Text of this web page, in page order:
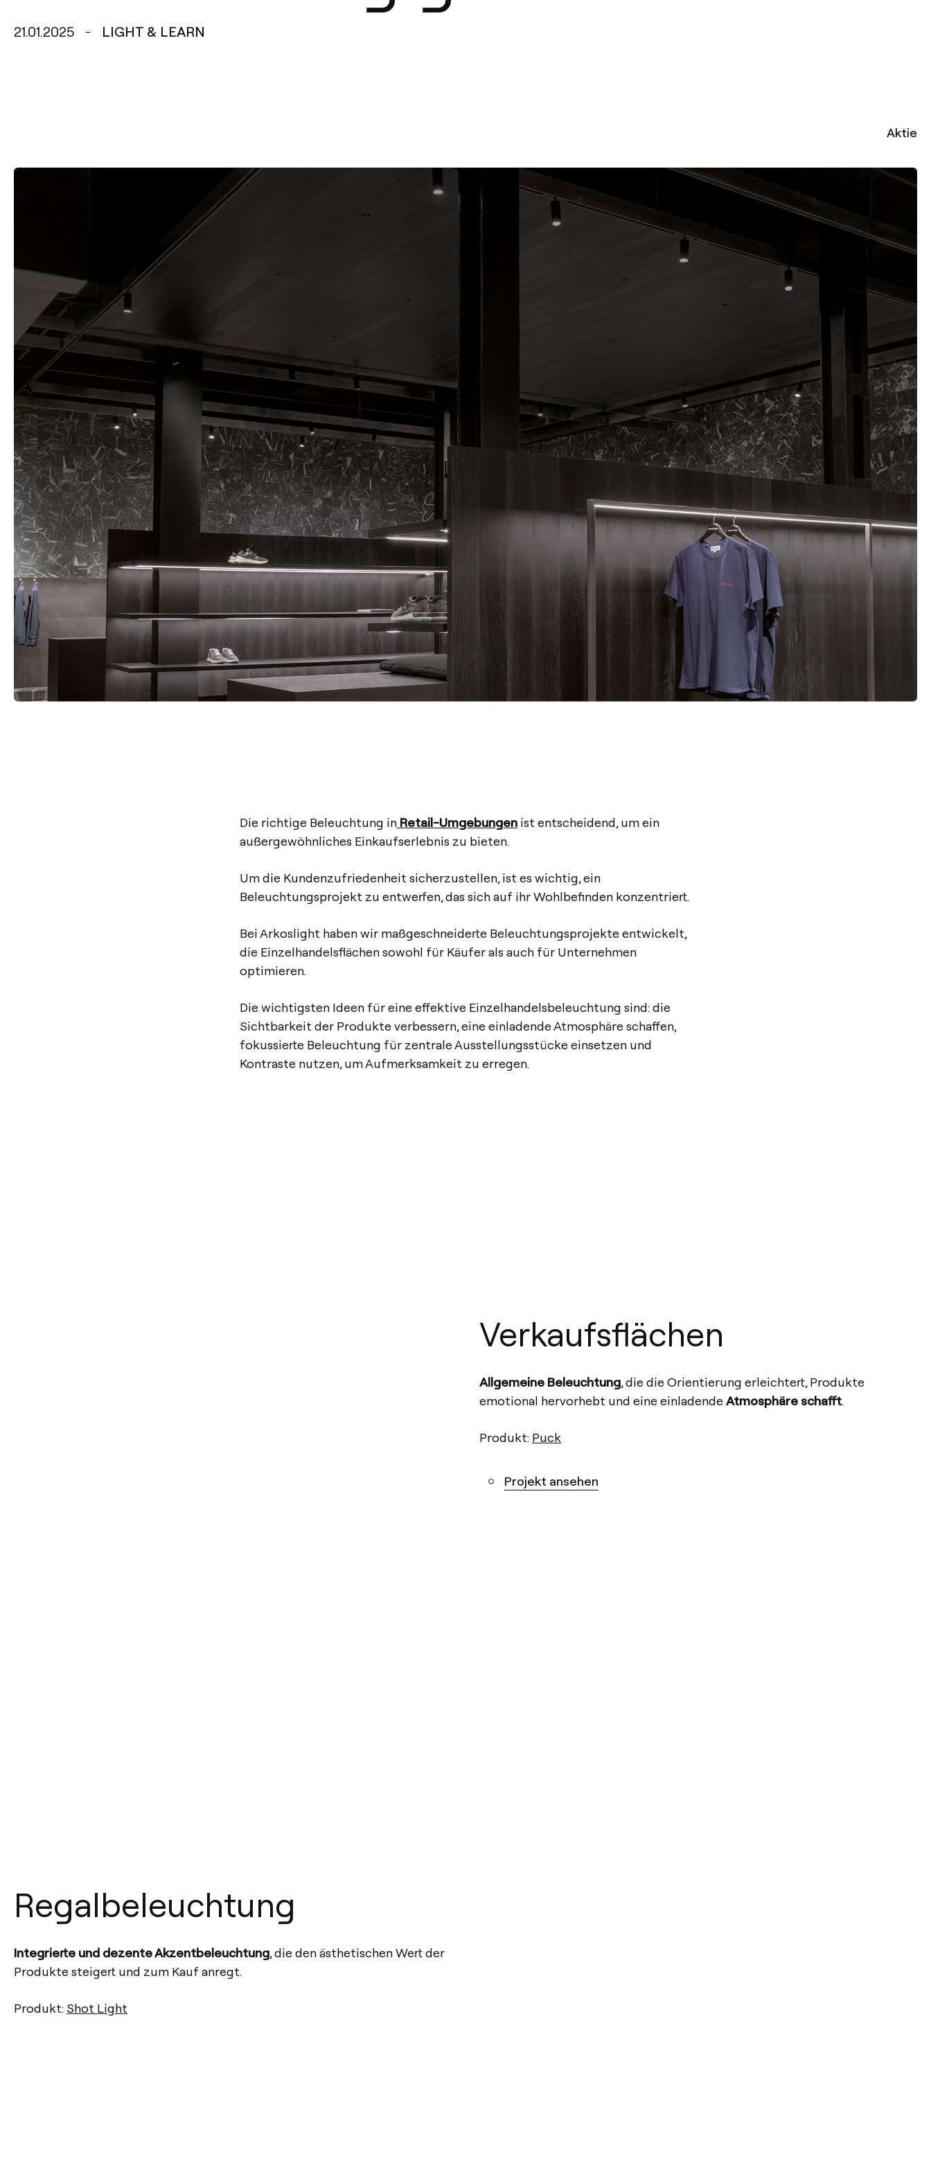
21.01.2025 LIGHT & LEARN
Aktie
Die richtige Beleuchtung in Retail-Umgebungen ist entscheidend, um ein
außergewöhnliches Einkaufserlebnis zu bieten.
Um die Kundenzufriedenheit sicherzustellen, ist es wichtig, ein
Beleuchtungsprojekt zu entwerfen, das sich auf ihr Wohlbefinden konzentriert.
Bei Arkoslight haben wir maßgeschneiderte Beleuchtungsprojekte entwickelt,
die Einzelhandelsflächen sowohl für Käufer als auch für Unternehmen
optimieren.
Die wichtigsten Ideen für eine effektive Einzelhandelsbeleuchtung sind: die
Sichtbarkeit der Produkte verbessern, eine einladende Atmosphäre schaffen,
fokussierte Beleuchtung für zentrale Ausstellungsstücke einsetzen und
Kontraste nutzen, um Aufmerksamkeit zu erregen.
Verkaufsflächen
Allgemeine Beleuchtung, die die Orientierung erleichtert, Produkte
emotional hervorhebt und eine einladendeAtmosphäre schafft.
Produkt: Puck
Projekt ansehen
Regalbeleuchtung
Integrierte und dezente Akzentbeleuchtung, die den ästhetischen Wert der
Produkte steigert und zum Kauf anregt.
Produkt: Shot Light